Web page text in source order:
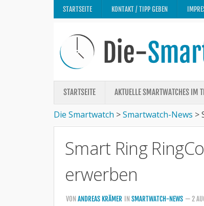
STARTSEITE KONTAKT / TIPP GEBEN
STARTSEITE AKTUELLE SMARTWATCHES IM
Die Smartwatch >Smartwatch-News >
Smart Ring
erwerben
VON ANDREAS KRÄMER IN SMARTWATCH-NEWS — 2